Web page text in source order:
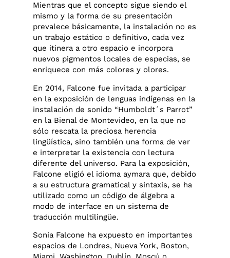
Mientras que el concepto sigue siendo el
mismo y la forma de su presentación
prevalece básicamente, la instalación no es
un trabajo estático o definitivo, cada vez
que itinera a otro espacio e incorpora
nuevos pigmentos locales de especias, se
enriquece con más colores y olores.
En 2014, Falcone fue invitada a participar
en la exposición de lenguas indígenas en la
instalación de sonido “Humboldt´s Parrot”
en la Bienal de Montevideo, en la que no
sólo rescata la preciosa herencia
lingüística, sino también una forma de ver
e interpretar la existencia con lectura
diferente del universo. Para la exposición,
Falcone eligió el idioma aymara que, debido
a su estructura gramatical y sintaxis, se ha
utilizado como un código de álgebra a
modo de interface en un sistema de
traducción multilingüe.
Sonia Falcone ha expuesto en importantes
espacios de Londres, Nueva York, Boston,